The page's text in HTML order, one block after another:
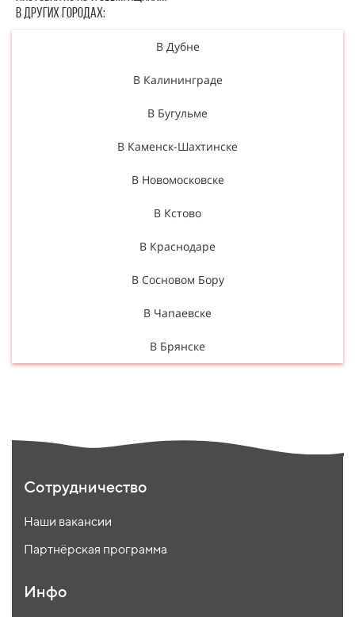
в других городах:
В Дубне
В Калининграде
В Бугульме
В Каменск-Шахтинске
В Новомосковске
В Кстово
В Краснодаре
В Сосновом Бору
В Чапаевске
В Брянске
Сотрудничество
Наши вакансии
Партнёрская программа
Инфо